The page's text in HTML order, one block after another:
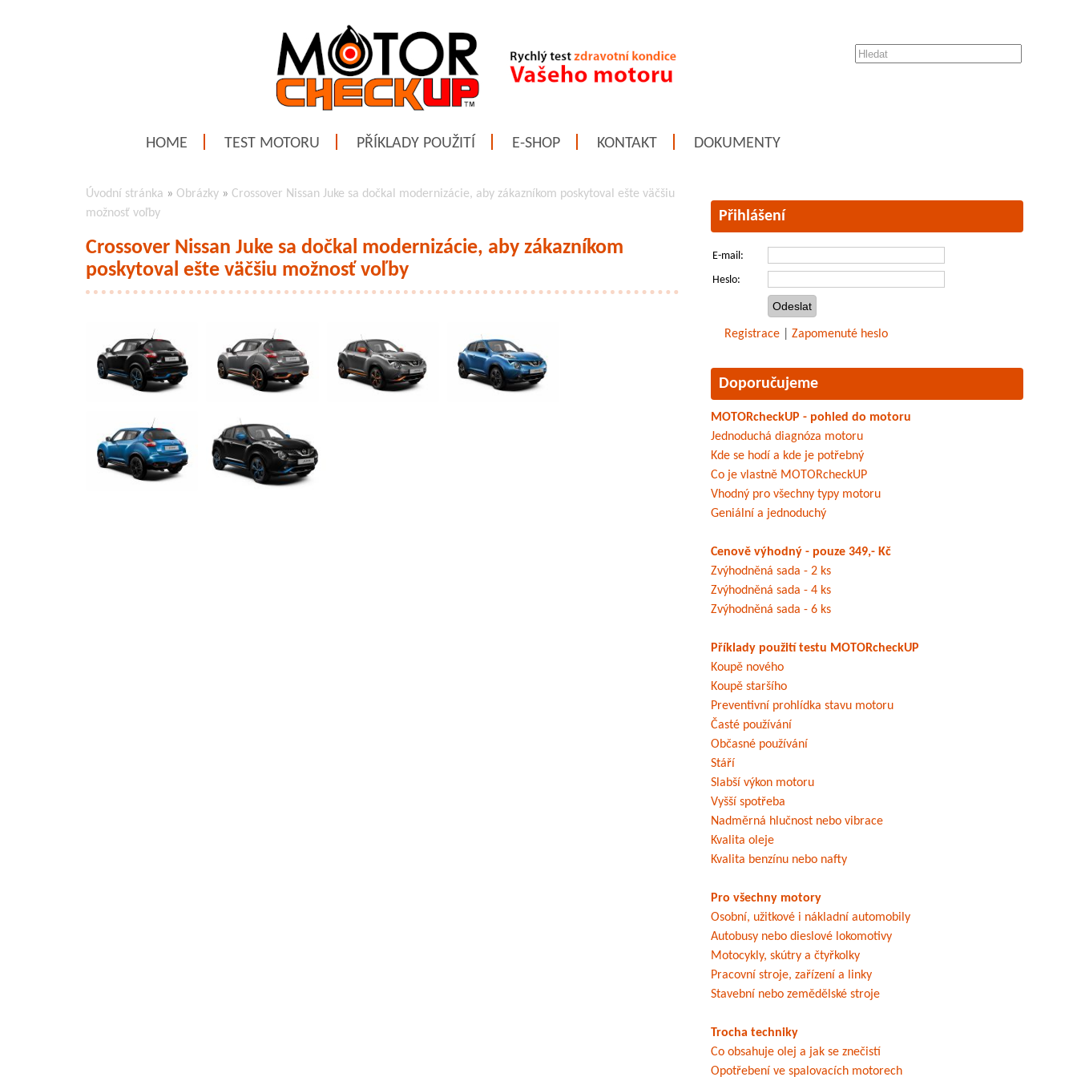
HOME TEST MOTORU PŘÍKLADY POUŽITÍ E-SHOP KONTAKT DOKUMENTY
Úvodní stránka » Obrázky » Crossover Nissan Juke sa dočkal modernizácie, aby zákazníkom poskytoval ešte väčšiu
možnosť voľby
Crossover Nissan Juke sa dočkal modernizácie, aby zákazníkom
poskytoval ešte väčšiu možnosť voľby
Přihlášení
E-mail:
Heslo:
Registrace Zapomenuté heslo
Doporučujeme
MOTORcheckUP - pohled do motoru
Jednoduchá diagnóza motoru
Kde se hodí a kde je potřebný
Co je vlastně MOTORcheckUP
Vhodný pro všechny typy motoru
Geniální a jednoduchý
Cenově výhodný - pouze 349,- Kč
Zvýhodněná sada - 2 ks
Zvýhodněná sada - 4 ks
Zvýhodněná sada - 6 ks
Příklady použití testu MOTORcheckUP
Koupě nového
Koupě staršího
Preventivní prohlídka stavu motoru
Časté používání
Občasné používání
Stáří
Slabší výkon motoru
Vyšší spotřeba
Nadměrná hlučnost nebo vibrace
Kvalita oleje
Kvalita benzínu nebo nafty
Pro všechny motory
Osobní, užitkové i nákladní automobily
Autobusy nebo dieslové lokomotivy
Motocykly, skútry a čtyřkolky
Pracovní stroje, zařízení a linky
Stavební nebo zemědělské stroje
Trocha techniky
Co obsahuje olej a jak se znečistí
Opotřebení ve spalovacích motorech